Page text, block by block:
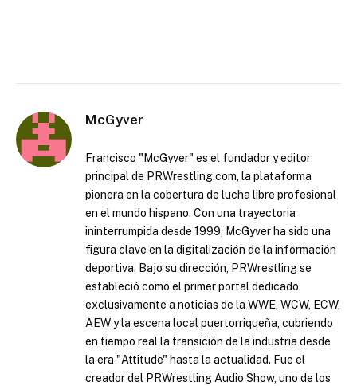
McGyver
Francisco "McGyver" es el fundador y editor
principal de PRWrestling.com, la plataforma
pionera en la cobertura de lucha libre profesional
en el mundo hispano. Con una trayectoria
ininterrumpida desde 1999, McGyver ha sido una
figura clave en la digitalización de la información
deportiva. Bajo su dirección, PRWrestling se
estableció como el primer portal dedicado
exclusivamente a noticias de la WWE, WCW, ECW,
AEW y la escena local puertorriqueña, cubriendo
en tiempo real la transición de la industria desde
la era "Attitude" hasta la actualidad. Fue el
creador del PRWrestling Audio Show, uno de los